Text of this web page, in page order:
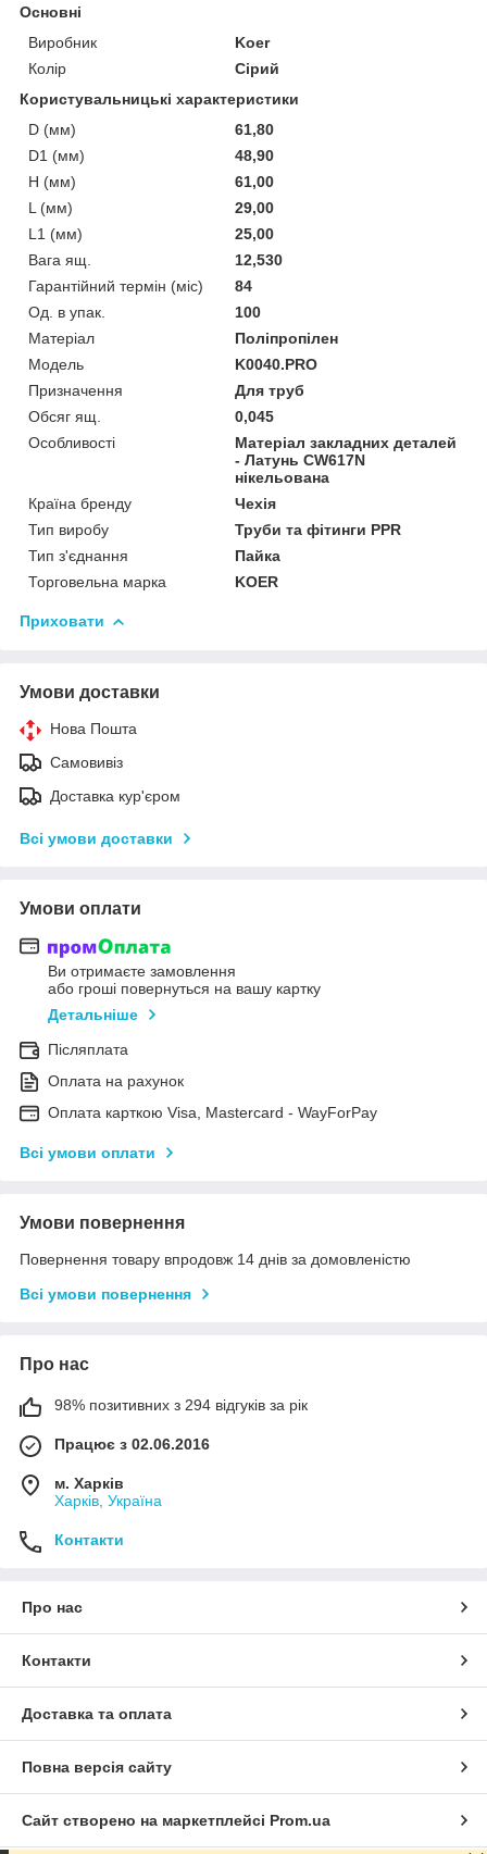
Основні
Виробник
Koer
Колір
Сірий
Користувальницькі характеристики
D (мм)
61,80
D1 (мм)
48,90
H (мм)
61,00
L (мм)
29,00
L1 (мм)
25,00
Вага ящ.
12,530
Гарантійний термін (міс)
84
Од. в упак.
100
Матеріал
Поліпропілен
Мoдель
K0040.PRO
Призначення
Для труб
Обсяг ящ.
0,045
Особливості
Матеріал закладних деталей
- Латунь CW617N
нікельована
Країна бренду
Чехія
Тип виробу
Труби та фітинги PPR
Тип з'єднання
Пайка
Торговельна марка
KOER
Приховати
Умови доставки
Нова Пошта
Самовивіз
Доставка кур'єром
Всі умови доставки
Умови оплати
Ви отримаєте замовлення
або гроші повернуться на вашу картку
Детальніше
Післяплата
Оплата на рахунок
Оплата карткою Visa, Mastercard - WayForPay
Всі умови оплати
Умови повернення
Повернення товару впродовж 14 днів за домовленістю
Всі умови повернення
Про нас
98% позитивних з 294 відгуків за рік
Працює з 02.06.2016
м. Харків
Харків, Україна
Контакти
Про нас
Контакти
Доставка та оплата
Повна версія сайту
Сайт створено на маркетплейсі Prom.ua